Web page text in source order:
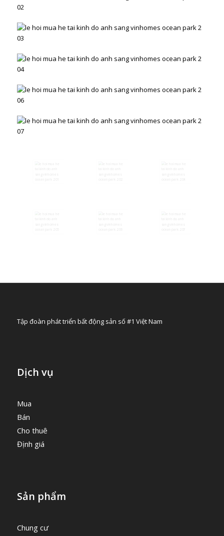
Tập đoàn phát triển bất động sản số #1 Việt Nam
Dịch vụ
Mua
Bán
Cho thuê
Định giá
Sản phẩm
Chung cư